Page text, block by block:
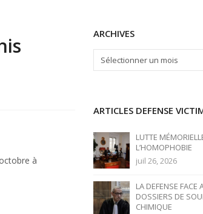
à
ARCHIVES
ARCHIVES
ARTICLES DEFENSE
LUTTE
L’HOMOPHOBIE
juil 26, 2026
LA DEFENSE FACE
DOSSIERS DE
CHIMIQUE